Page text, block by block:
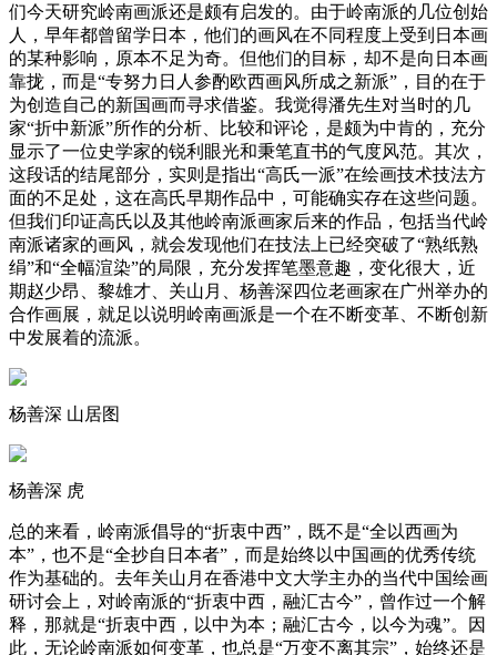
们今天研究岭南画派还是颇有启发的。由于岭南派的几位创始
人，早年都曾留学日本，他们的画风在不同程度上受到日本画
的某种影响，原本不足为奇。但他们的目标，却不是向日本画
靠拢，而是“专努力日人参酌欧西画风所成之新派”，目的在于
为创造自己的新国画而寻求借鉴。我觉得潘先生对当时的几
家“折中新派”所作的分析、比较和评论，是颇为中肯的，充分
显示了一位史学家的锐利眼光和秉笔直书的气度风范。其次，
这段话的结尾部分，实则是指出“高氏一派”在绘画技术技法方
面的不足处，这在高氏早期作品中，可能确实存在这些问题。
但我们印证高氏以及其他岭南派画家后来的作品，包括当代岭
南派诸家的画风，就会发现他们在技法上已经突破了“熟纸熟
绢”和“全幅渲染”的局限，充分发挥笔墨意趣，变化很大，近
期赵少昂、黎雄才、关山月、杨善深四位老画家在广州举办的
合作画展，就足以说明岭南画派是一个在不断变革、不断创新
中发展着的流派。
杨善深 山居图
杨善深 虎
总的来看，岭南派倡导的“折衷中西”，既不是“全以西画为
本”，也不是“全抄自日本者”，而是始终以中国画的优秀传统
作为基础的。去年关山月在香港中文大学主办的当代中国绘画
研讨会上，对岭南派的“折衷中西，融汇古今”，曾作过一个解
释，那就是“折衷中西，以中为本；融汇古今，以今为魂”。因
此，无论岭南派如何变革，也总是“万变不离其宗”，始终还是